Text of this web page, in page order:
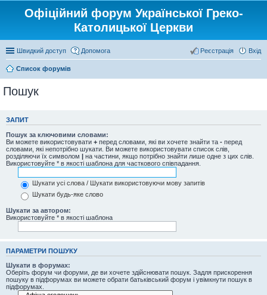
Офіційний форум Української Греко-
Католицької Церкви
Швидкий доступ Допомога Вхід
Реєстрація
Список форумів
Пошук
ЗАПИТ
Пошук за ключовими словами:
Ви можете використовувати + перед словами, які ви хочете знайти та - перед
словами, які непотрібно шукати. Ви можете використовувати список слів,
розділяючи їх символом | на частини, якщо потрібно знайти лише одне з цих слів.
Використовуйте * в якості шаблона для часткового співпадання.
Шукати усі слова / Шукати використовуючи мову запитів
Шукати будь-яке слово
Шукати за автором:
Використовуйте * в якості шаблона
ПАРАМЕТРИ ПОШУКУ
Шукати в форумах:
Оберіть форум чи форуми, де ви хочете здійснювати пошук. Задля прискорення
пошуку в підфорумах ви можете обрати батьківський форум і увімкнути пошук в
підфорумах.